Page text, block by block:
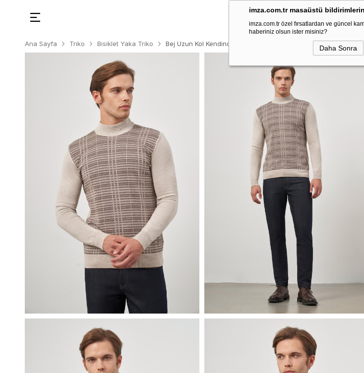
imza.com.tr masaüstü
imza.com.tr özel fırsatlardan ve güncel
haberiniz olsun ister misiniz?
Daha Sonra
Ana Sayfa Triko Bisiklet Yaka Triko Bej Uzun Kol Kendinden Desenli Örme Yarım Balıkçı Yaka